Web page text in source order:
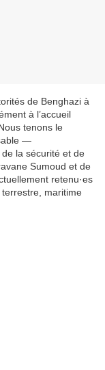
de Benghazi à
à l’accueil
tenons le
—
la sécurité et de
Sumoud et de
retenu·es
maritime